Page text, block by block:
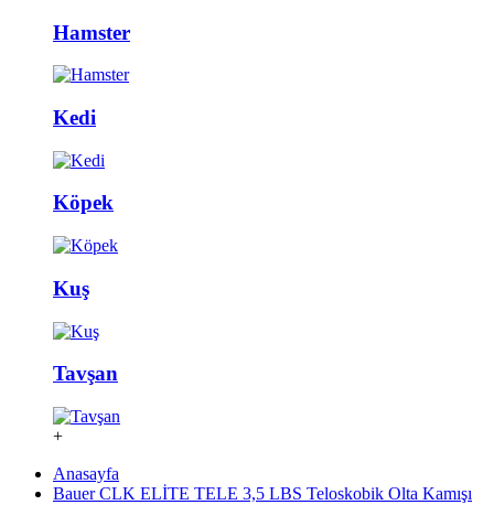
Hamster
Kedi
Köpek
Kuş
Tavşan
+
Anasayfa
Bauer CLK ELİTE TELE 3,5 LBS Teloskobik Olta Kamışı